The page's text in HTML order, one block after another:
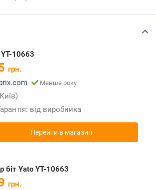
10663
грн.
Менше року
від виробника
Перейти в магазин
біт Yato YT-10663
грн.